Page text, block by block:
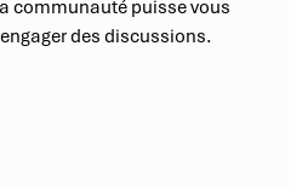
communauté puisse vous
des discussions.